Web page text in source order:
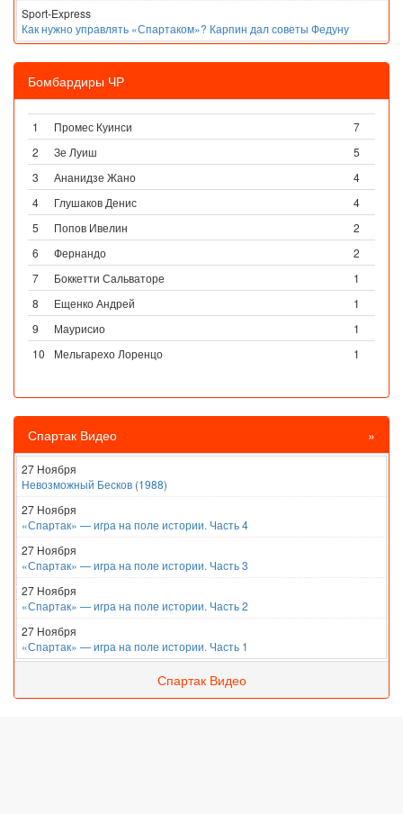
Sport-Express
Как нужно управлять «Спартаком»? Карпин дал советы Федуну
Бомбардиры ЧР
1 Промес Куинси
7
2
Зе Луиш
5
3
Ананидзе Жано
4
4
Глушаков Денис
4
5
Попов Ивелин
2
6
Фернандо
2
7
Боккетти Сальваторе
1
8
Ещенко Андрей
1
9
Маурисио
1
10
Мельгарехо Лоренцо 1
Спартак Видео »
27 Ноября
Невозможный Бесков (1988)
27 Ноября
«Спартак» — игра на поле истории. Часть 4
27 Ноября
«Спартак» — игра на поле истории. Часть 3
27 Ноября
«Спартак» — игра на поле истории. Часть 2
27 Ноября
«Спартак» — игра на поле истории. Часть 1
Спартак Видео